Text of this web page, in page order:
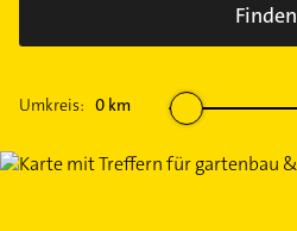
Finden
Umkreis: 0 km